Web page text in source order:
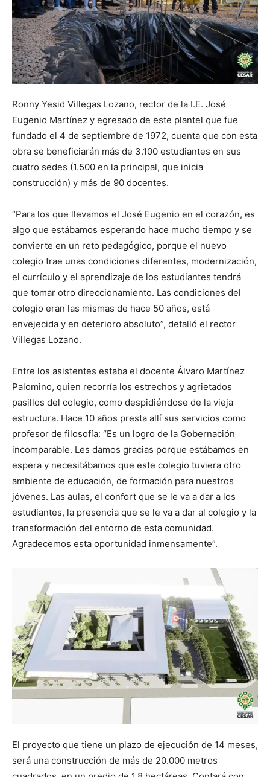
Ronny Yesid Villegas Lozano, rector de la I.E. José
Eugenio Martínez y egresado de este plantel que fue
fundado el 4 de septiembre de 1972, cuenta que con esta
obra se beneficiarán más de 3.100 estudiantes en sus
cuatro sedes (1.500 en la principal, que inicia
construcción) y más de 90 docentes.
“Para los que llevamos el José Eugenio en el corazón, es
algo que estábamos esperando hace mucho tiempo y se
convierte en un reto pedagógico, porque el nuevo
colegio trae unas condiciones diferentes, modernización,
el currículo y el aprendizaje de los estudiantes tendrá
que tomar otro direccionamiento. Las condiciones del
colegio eran las mismas de hace 50 años, está
envejecida y en deterioro absoluto”, detalló el rector
Villegas Lozano.
Entre los asistentes estaba el docente Álvaro Martínez
Palomino, quien recorría los estrechos y agrietados
pasillos del colegio, como despidiéndose de la vieja
estructura. Hace 10 años presta allí sus servicios como
profesor de filosofía: “Es un logro de la Gobernación
incomparable. Les damos gracias porque estábamos en
espera y necesitábamos que este colegio tuviera otro
ambiente de educación, de formación para nuestros
jóvenes. Las aulas, el confort que se le va a dar a los
estudiantes, la presencia que se le va a dar al colegio y la
transformación del entorno de esta comunidad.
Agradecemos esta oportunidad inmensamente”.
El proyecto que tiene un plazo de ejecución de 14 meses,
será una construcción de más de 20.000 metros